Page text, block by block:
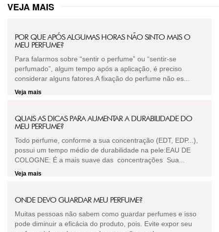
VEJA MAIS
POR QUE APÓS ALGUMAS HORAS NÃO SINTO MAIS O
MEU PERFUME?
Para falarmos sobre “sentir o perfume” ou “sentir-se
perfumado”, algum tempo após a aplicação, é preciso
considerar alguns fatores.A fixação do perfume não es...
Veja mais
QUAIS AS DICAS PARA AUMENTAR A DURABILIDADE DO
MEU PERFUME?
Todo perfume, conforme a sua concentração (EDT, EDP...),
possui um tempo médio de durabilidade na pele:EAU DE
COLOGNE: É a mais suave das concentrações Sua...
Veja mais
ONDE DEVO GUARDAR MEU PERFUME?
Muitas pessoas não sabem como guardar perfumes e isso
pode diminuir a eficácia do produto, pois. Evite expor seu